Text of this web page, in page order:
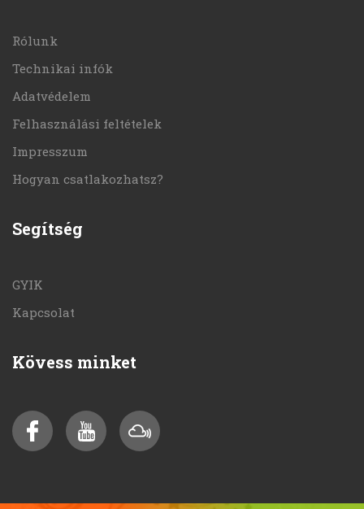
Rólunk
Technikai infók
Adatvédelem
Felhasználási feltételek
Impresszum
Hogyan csatlakozhatsz?
Segítség
GYIK
Kapcsolat
Kövess minket